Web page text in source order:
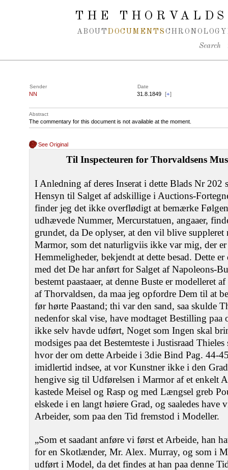
Spring navigation over
THE
ABOUT DOCUMENTS CHRONOLOGY
Search
Sender Date
NN 31.8.1849 [+]
Abstract
The commentary for this document is not available at the moment.
See Original
Til Inspecteuren for Thorvaldsens
I Anledning af deres Inserat i dette Blads Nr 202
Hensyn til Salget af adskillige i Auctions-
finder jeg det ikke overflødigt at bemærke
udhævede Nummer, Mercurstatuen, angaaer,
grundet, da De oplyser, at den vil blive suppleret
Marmor, som det naturligviis ikke var mig, der
Hemmeligheder, bekjendt at dette besad. Dette
med det De har anført for Salget af Napoleons-
bestemt paastaaer, at denne Buste er modelleret
af Thorvaldsen, da maa jeg opfordre Dem til at
før hørte Paastand; thi var den sand, saa skulde
nedenfor skal vise, have modtaget Bestilling
ikke selv havde udført, Noget som Ingen skal
modsiges paa det Bestemteste i Justisraad
hvor der om dette Arbeide i 3die Bind Pag. 44-
imidlertid indsee, at vor Kunstner ikke i den
hengive sig til Udførelsen i Marmor af et enkelt
kastede Meisel og Rasp og med Længsel greb
elskede i en langt høiere Grad, og saaledes have
Arbeider, som paa den Tid fremstod i Modeller.
„Som et saadant anføre vi først et Arbeide, han
for en Skotlænder, Mr. Alex. Murray, og som i
udført i Model, da det findes at han paa denne